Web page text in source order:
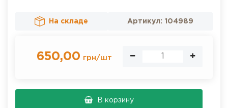
На складе Артикул: 104989
650,00 грн/шт
В корзину